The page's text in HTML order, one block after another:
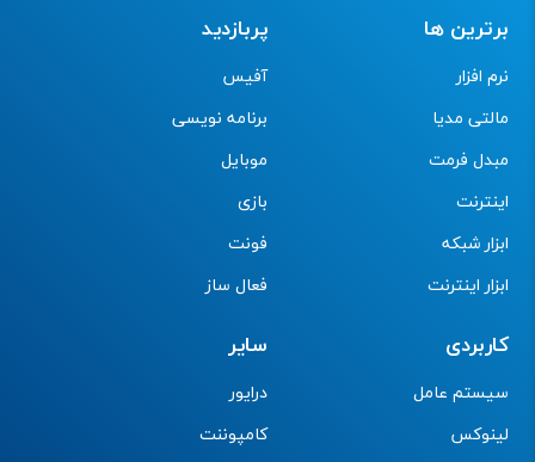
برترین ها
نرم افزار
مالتی مدیا
مبدل فرمت
اینترنت
ابزار شبکه
ابزار اینترنت
پربازدید
آفیس
برنامه نویسی
موبایل
بازی
فونت
فعال ساز
کاربردی
سیستم عامل
لینوکس
سایر
درایور
کامپوننت